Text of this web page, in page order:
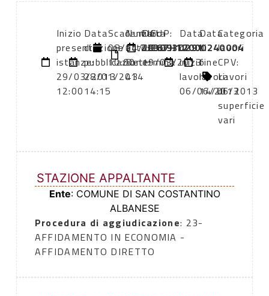
Inizio
presentazione
istanze:
29/03/2013
12:00
Data
di
pubblicazione:
28/01/2014
14:15
Scadenza:
08/04/2013
10:00
Numero
atto:
Determina
43
Data
atto:
19/03/2013
CIG:
ZE3093D291
CUP:
E67H12000240004
Data
di
inizio
lavori:
06/06/2013
Data
di
fine
lavori:
14/06/2013
Categoria
lavori
CPV:
Lavori
di
superficie
vari
STAZIONE APPALTANTE
Ente: COMUNE DI SAN COSTANTINO
ALBANESE
Procedura di aggiudicazione: 23-
AFFIDAMENTO IN ECONOMIA -
AFFIDAMENTO DIRETTO